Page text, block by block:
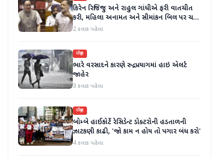
કિરેન રિજિજુ અને રાહુલ ગાંધીએ ફરી વાતચીત
કરી, મહિલા અનામત અને સીમાંકન બિલ પર ચર્ચા
કરી
2 કલાક પહેલા
રાષ્ટ્રીય
ભારે વરસાદને કારણે રુદ્રપ્રયાગમાં હાઇ એલર્ટ
જાહેર
3 કલાક પહેલા
રાષ્ટ્રીય
બોમ્બે હાઈકોર્ટે રેસિડેન્ટ ડોક્ટરોની હડતાળની
ઝાટકણી કાઢી, 'જો કામ ન હોય તો પગાર બંધ કરો'
4 કલાક પહેલા